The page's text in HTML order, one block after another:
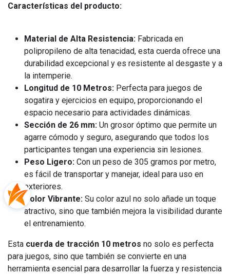
Características del producto:
Material de Alta Resistencia: Fabricada en
polipropileno de alta tenacidad, esta cuerda ofrece una
durabilidad excepcional y es resistente al desgaste y a
la intemperie.
Longitud de 10 Metros: Perfecta para juegos de
sogatira y ejercicios en equipo, proporcionando el
espacio necesario para actividades dinámicas.
Sección de 26 mm: Un grosor óptimo que permite un
agarre cómodo y seguro, asegurando que todos los
participantes tengan una experiencia sin lesiones.
Peso Ligero: Con un peso de 305 gramos por metro,
es fácil de transportar y manejar, ideal para uso en
exteriores.
Color Vibrante: Su color azul no solo añade un toque
atractivo, sino que también mejora la visibilidad durante
el entrenamiento.
Esta cuerda de tracción 10 metros no solo es perfecta
para juegos, sino que también se convierte en una
herramienta esencial para desarrollar la fuerza y resistencia